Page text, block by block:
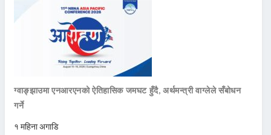
ग्वाङ्झाउमा एनआरएनको ऐतिहासिक जमघट हुँदै, अर्थमन्त्री वाग्लेले सँबोधन
गर्ने
१ महिना अगाडि